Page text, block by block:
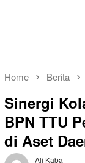
Home Berita
Sinergi
BPN TTU
di Aset
Ali Kaba